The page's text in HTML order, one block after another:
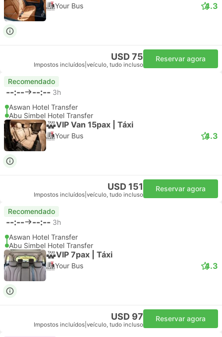
Your Bus 4.3
USD 75
Impostos incluídos veículo, tudo incluso
Reservar agora
Recomendado
--:-- --:-- 3h
Aswan Hotel Transfer
Abu Simbel Hotel Transfer
VIP Van 15pax | Táxi
Your Bus 4.3
USD 151
Impostos incluídos veículo, tudo incluso
Reservar agora
Recomendado
--:-- --:-- 3h
Aswan Hotel Transfer
Abu Simbel Hotel Transfer
VIP 7pax | Táxi
Your Bus 4.3
USD 97
Impostos incluídos veículo, tudo incluso
Reservar agora